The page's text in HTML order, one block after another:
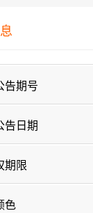
告期号
告日期
期限
色